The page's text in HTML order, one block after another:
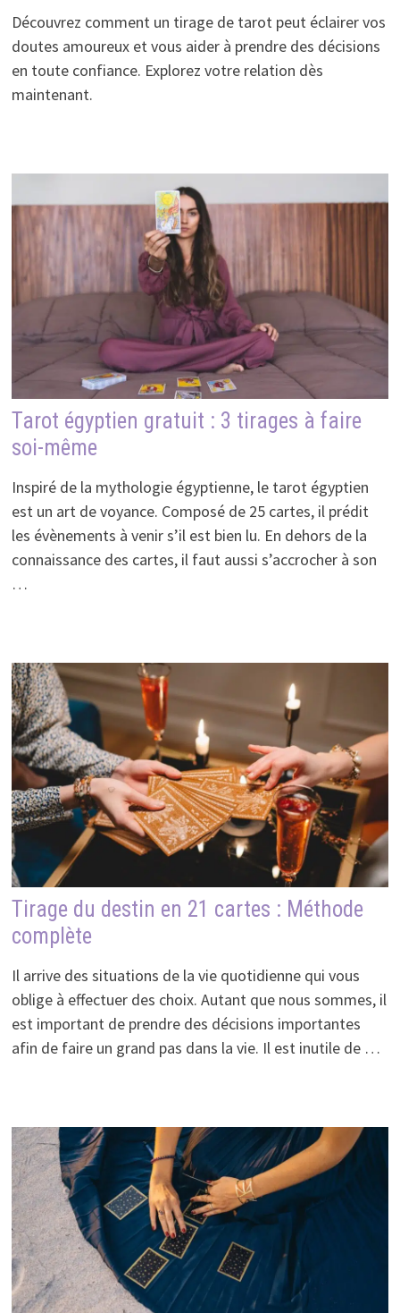
Découvrez comment un tirage de tarot peut éclairer vos
doutes amoureux et vous aider à prendre des décisions
en toute confiance. Explorez votre relation dès
maintenant.
Tarot égyptien gratuit : 3 tirages à faire
soi-même
Inspiré de la mythologie égyptienne, le tarot égyptien
est un art de voyance. Composé de 25 cartes, il prédit
les évènements à venir s’il est bien lu. En dehors de la
connaissance des cartes, il faut aussi s’accrocher à son
…
Tirage du destin en 21 cartes : Méthode
complète
Il arrive des situations de la vie quotidienne qui vous
oblige à effectuer des choix. Autant que nous sommes, il
est important de prendre des décisions importantes
afin de faire un grand pas dans la vie. Il est inutile de …